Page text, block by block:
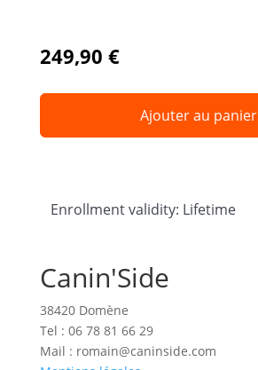
249,90 €
Ajouter au panier
Enrollment validity: Lifetime
Canin'Side
38420 Domène
Tel : 06 78 81 66 29
Mail : romain@caninside.com